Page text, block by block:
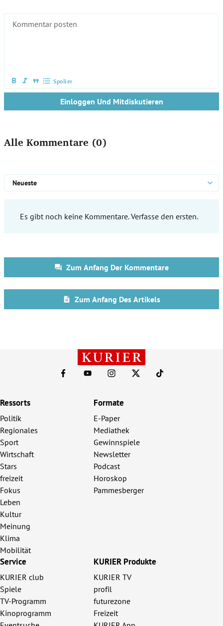
Ressorts
Politik
Regionales
Sport
Wirtschaft
Stars
freizeit
Fokus
Leben
Kultur
Meinung
Klima
Mobilität
Formate
E-Paper
Mediathek
Gewinnspiele
Newsletter
Podcast
Horoskop
Pammesberger
Service
KURIER club
Spiele
TV-Programm
Kinoprogramm
KURIER Produkte
KURIER TV
profil
futurezone
Freizeit